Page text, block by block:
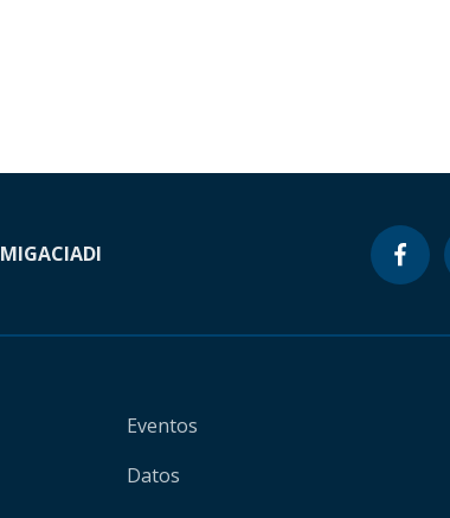
MIGACIADI
Eventos
Datos